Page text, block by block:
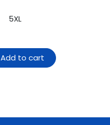
5XL
Add to cart